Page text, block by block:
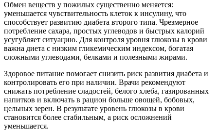
Обмен веществ у пожилых существенно меняется:
уменьшается чувствительность клеток к инсулину, что
способствует развитию диабета второго типа. Чрезмерное
потребление сахара, простых углеводов и быстрых калорий
усугубляет ситуацию. Для контроля уровня глюкозы в крови
важна диета с низким гликемическим индексом, богатая
сложными углеводами, белками и полезными жирами.
Здоровое питание помогает снизить риск развития диабета и
контролировать его при наличии. Врачи рекомендуют
снижать потребление сладостей, белого хлеба, газированных
напитков и включать в рацион больше овощей, бобовых,
цельных зерен. В результате уровень глюкозы в крови
становится более стабильным, а риск осложнений
уменьшается.